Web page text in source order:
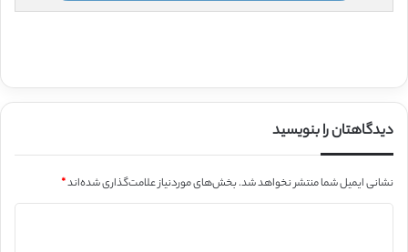
دیدگاهتان را بنویسید
نشانی ایمیل شما منتشر نخواهد شد.بخش‌های موردنیاز علامت‌گذاری شده‌اند*